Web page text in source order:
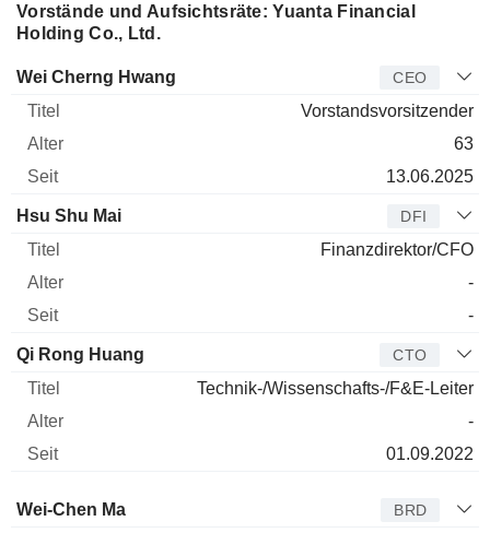
Vorstände und Aufsichtsräte: Yuanta Financial
Holding Co., Ltd.
Manager Titel Alter
Wei Cherng Hwang CEO
Vorstandsvorsitzender
63
13.06.2025
Hsu Shu Mai DFI
Finanzdirektor/CFO
-
-
Qi Rong Huang CTO
Technik-/Wissenschafts-/F&E-Leiter
-
01.09.2022
Verwaltungsratsmitglied
Wei-Chen Ma BRD